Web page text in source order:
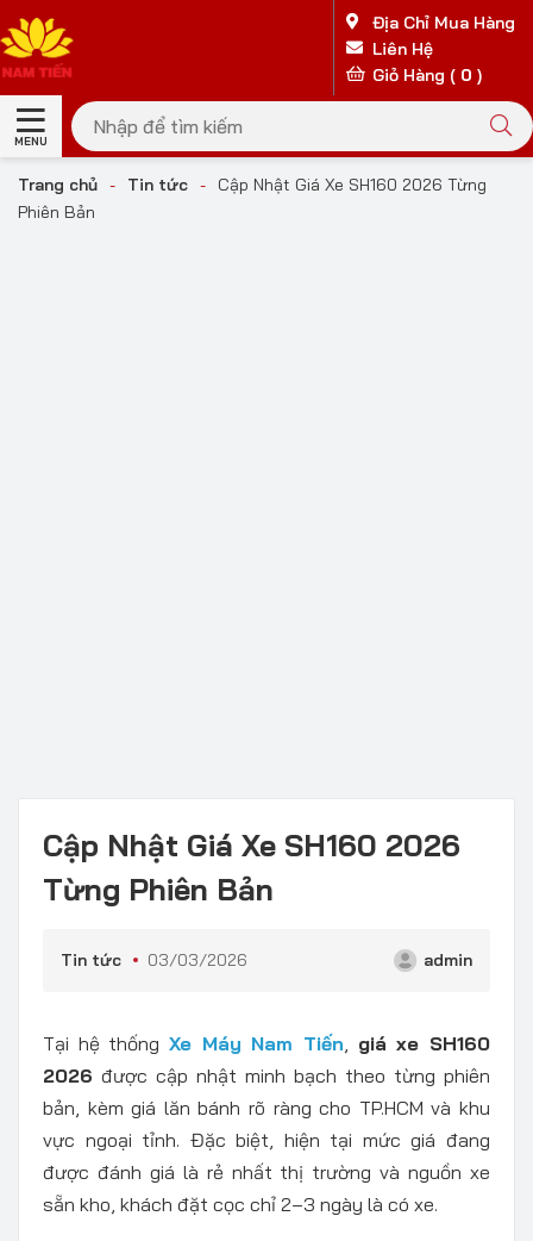
Địa Chỉ Mua Hàng
Liên Hệ
Giỏ Hàng ( 0 )
MENU
Trang chủ - Tin tức -
Cập Nhật Giá Xe SH160 2026 Từng
Phiên Bản
Cập Nhật Giá Xe SH160 2026
Từng Phiên Bản
Tin tức 03/03/2026 admin
Tại hệ thống Xe Máy Nam Tiến, giá xe SH160
2026 được cập nhật minh bạch theo từng phiên
bản, kèm giá lăn bánh rõ ràng cho TP.HCM và khu
vực ngoại tỉnh. Đặc biệt, hiện tại mức giá đang
được đánh giá là rẻ nhất thị trường và nguồn xe
sẵn kho, khách đặt cọc chỉ 2–3 ngày là có xe.